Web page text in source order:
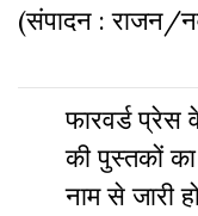
(संपादन :
फारवर्ड प्रेस
की पुस्‍तकों
नाम से जारी